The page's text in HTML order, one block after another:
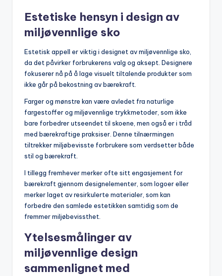
Estetiske hensyn i design av
miljøvennlige sko
Estetisk appell er viktig i designet av miljøvennlige sko,
da det påvirker forbrukerens valg og aksept. Designere
fokuserer nå på å lage visuelt tiltalende produkter som
ikke går på bekostning av bærekraft.
Farger og mønstre kan være avledet fra naturlige
fargestoffer og miljøvennlige trykkmetoder, som ikke
bare forbedrer utseendet til skoene, men også er i tråd
med bærekraftige praksiser. Denne tilnærmingen
tiltrekker miljøbevisste forbrukere som verdsetter både
stil og bærekraft.
I tillegg fremhever merker ofte sitt engasjement for
bærekraft gjennom designelementer, som logoer eller
merker laget av resirkulerte materialer, som kan
forbedre den samlede estetikken samtidig som de
fremmer miljøbevissthet.
Ytelsesmålinger av
miljøvennlige design
sammenlignet med